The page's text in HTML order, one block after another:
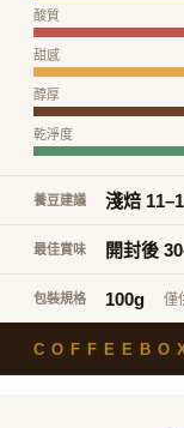
酸質
甜感
醇厚
乾淨度
養豆建議 淺焙
最佳賞味 開封後
包裝規格 100g 僅